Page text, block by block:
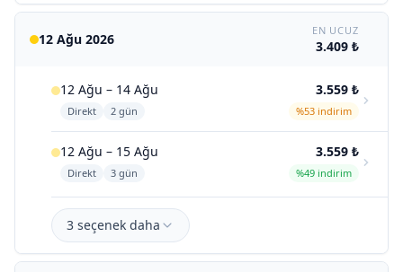
12 Ağu 2026
EN UCUZ
3.409 ₺
12 Ağu – 14 Ağu
Direkt 2 gün
3.559 ₺
%53 indirim
12 Ağu – 15 Ağu
Direkt 3 gün
3.559 ₺
%49 indirim
3 seçenek daha